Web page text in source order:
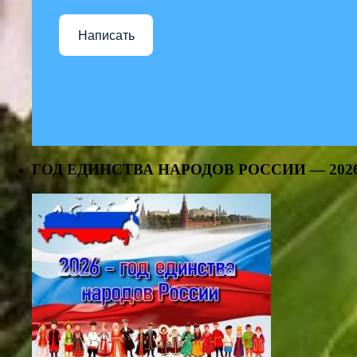
Написать
ГОД ЕДИНСТВА НАРОДОВ РОССИИ —